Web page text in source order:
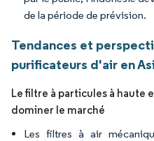
de la période de prévision.
Tendances et
purificateurs d'air en
Le filtre à particules à haute
dominer le marché
Les filtres à air